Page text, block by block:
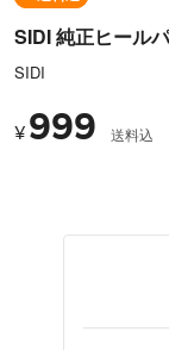
SIDI 純正ヒール
SIDI
¥ 999 送料込